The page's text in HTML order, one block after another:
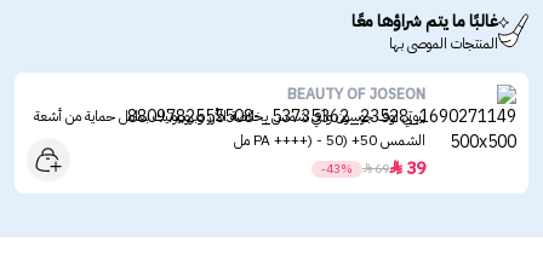
غالبًا ما يتم شراؤها معًا
المنتجات الموصى بها
BEAUTY OF JOSEON
بيوتي اوف جوسون واقي شمس بخلاصة الأرز وبروبيوتيك بعامل حماية من أشعة
الشمس ‏50+ (PA ++++) - 50 مل
39

69

-43%